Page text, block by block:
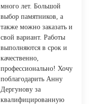
много лет. Большой
выбор памятников, а
также можно заказать и
свой вариант. Работы
выполняются в срок и
качественно,
профессионально! Хочу
поблагодарить Анну
Дергунову за
квалифицированную